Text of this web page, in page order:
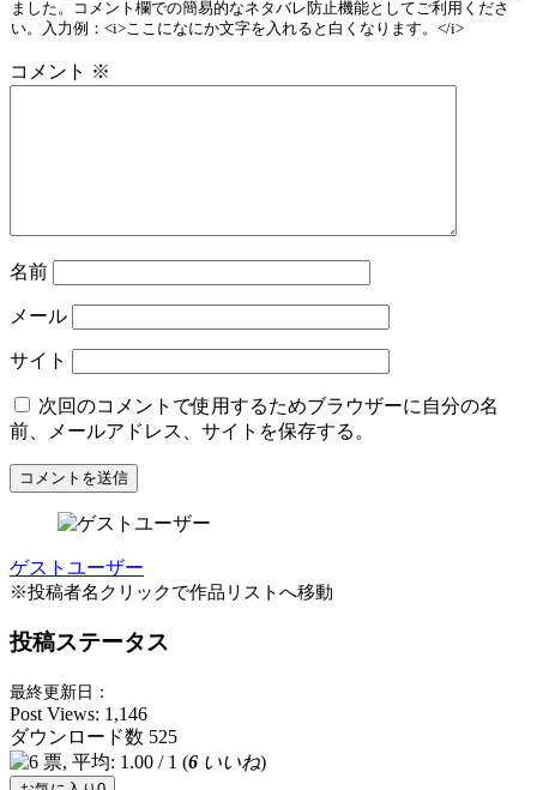
ました。コメント欄での簡易的なネタバレ防止機能としてご利用くださ
い。入力例：<i>ここになにか文字を入れると白くなります。</i>
コメント ※
名前
メール
サイト
次回のコメントで使用するためブラウザーに自分の名
前、メールアドレス、サイトを保存する。
ゲストユーザー
※投稿者名クリックで作品リストへ移動
投稿ステータス
最終更新日：
Post Views: 1,146
ダウンロード数 525
(6 いいね)